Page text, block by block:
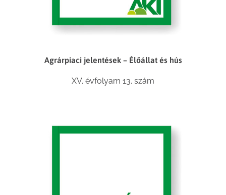
Agrárpiaci jelentések – Élőállat és hús
XV. évfolyam 13. szám